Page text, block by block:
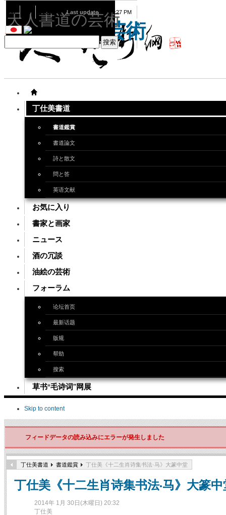
天人書道の芸術
丁仕美書道
書道鑑賞
書道論文
詩と散文
問と答
英语文献
お気に入り
書家と画家
ニュース
酒の冗談
油絵の芸術
フォーラム
论坛首页
最新话题
版规
帮助
搜索
草书“毛诗词”网展
Skip to content
08 10 2026 Last update 08:15:27 PM
フィードデータの読み込みにエラーが発生しました
丁仕美書道 書道鑑賞 丁仕美《十二生肖诗集书法·马》大篆中堂
丁仕美《十二生肖诗集书法·马》大篆
2014年 1月 30日(木曜日) 20:32
丁仕美
天人書道の芸術